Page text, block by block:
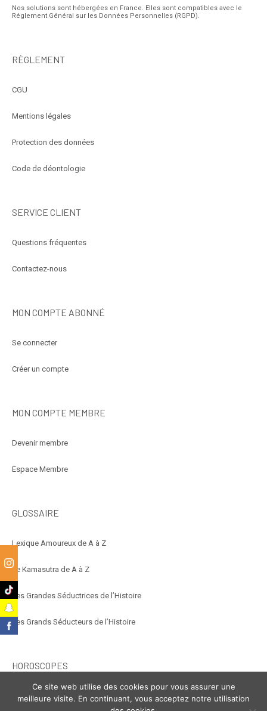
Nos solutions sont hébergées en France. Elles sont compatibles avec le
Réglement Général sur les Données Personnelles (RGPD).
RÈGLEMENT
CGU
Mentions légales
Protection des données
Code de déontologie
SERVICE CLIENT
Questions fréquentes
Contactez-nous
MON COMPTE ABONNÉ
Se connecter
Créer un compte
MON COMPTE MEMBRE
Devenir membre
Espace Membre
GLOSSAIRE
Lexique Amoureux de A à Z
Le Kamasutra de A à Z
Les Grandes Séductrices de l’Histoire
Les Grands Séducteurs de l’Histoire
HOROSCOPES
Éroscope
Ce site web utilise des cookies pour vous assurer une
meilleure visite. En continuant, vous acceptez notre utilisation